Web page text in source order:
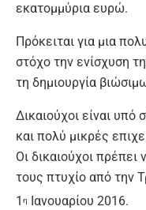
εκατομμύρια ευρώ.
Πρόκειται για μια
στόχο την ενίσχυση
τη δημιουργία
Δικαιούχοι είναι υπό
και πολύ μικρές
Οι δικαιούχοι
τους πτυχίο από την
1 η Ιανουαρίου 2016.